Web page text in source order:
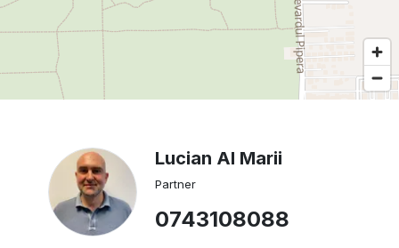
Lucian Al Marii
Partner
0743108088